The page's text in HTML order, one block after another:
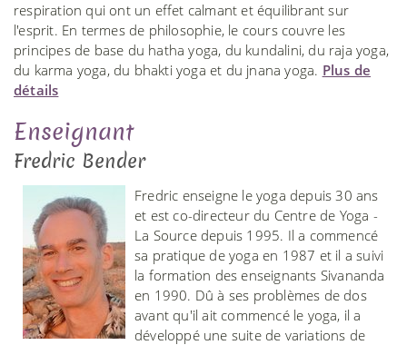
respiration qui ont un effet calmant et équilibrant sur
l'esprit. En termes de philosophie, le cours couvre les
principes de base du hatha yoga, du kundalini, du raja yoga,
du karma yoga, du bhakti yoga et du jnana yoga. Plus de
détails
Enseignant
Fredric Bender
Fredric enseigne le yoga depuis 30 ans
et est co-directeur du Centre de Yoga -
La Source depuis 1995. Il a commencé
sa pratique de yoga en 1987 et il a suivi
la formation des enseignants Sivananda
en 1990. Dû à ses problèmes de dos
avant qu'il ait commencé le yoga, il a
développé une suite de variations de